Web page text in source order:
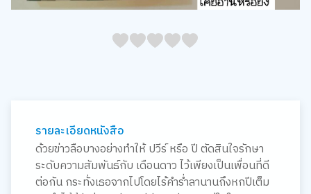
45
4
35
3
25
2
15
1
05
รายละเอียดหนังสือ
ด้วยข่าวลือบางอย่างทำให้ ปวีร์ หรือ ปี ตัดสินใจรักษา
ระดับความสัมพันธ์กับ เดือนดาว ไว้เพียงเป็นเพื่อนที่ดี
ต่อกัน กระทั่งเธอจากไปโดยไร้คำร่ำลานานถึงหกปีเต็ม